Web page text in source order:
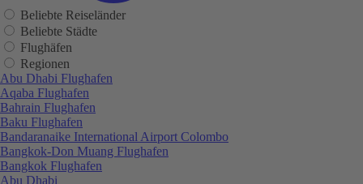
Beliebte Reiseländer
Beliebte Städte
Flughäfen
Regionen
Abu Dhabi Flughafen
Aqaba Flughafen
Bahrain Flughafen
Baku Flughafen
Bandaranaike International Airport Colombo
Bangkok-Don Muang Flughafen
Bangkok Flughafen
Abu Dhabi